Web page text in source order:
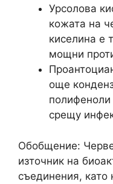
Урсолова
кожата на
киселина е
мощни
още
полифеноли
срещу
Обобщение:
източник на
съединения, като